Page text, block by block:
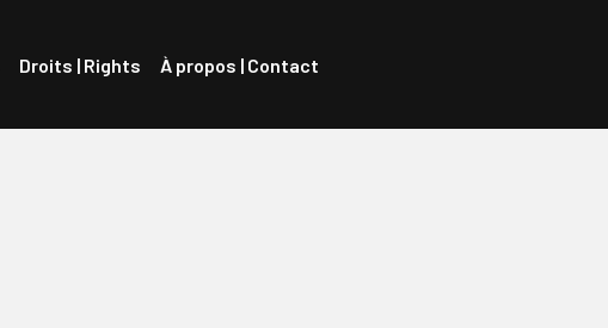
Droits | Rights À propos | Contact